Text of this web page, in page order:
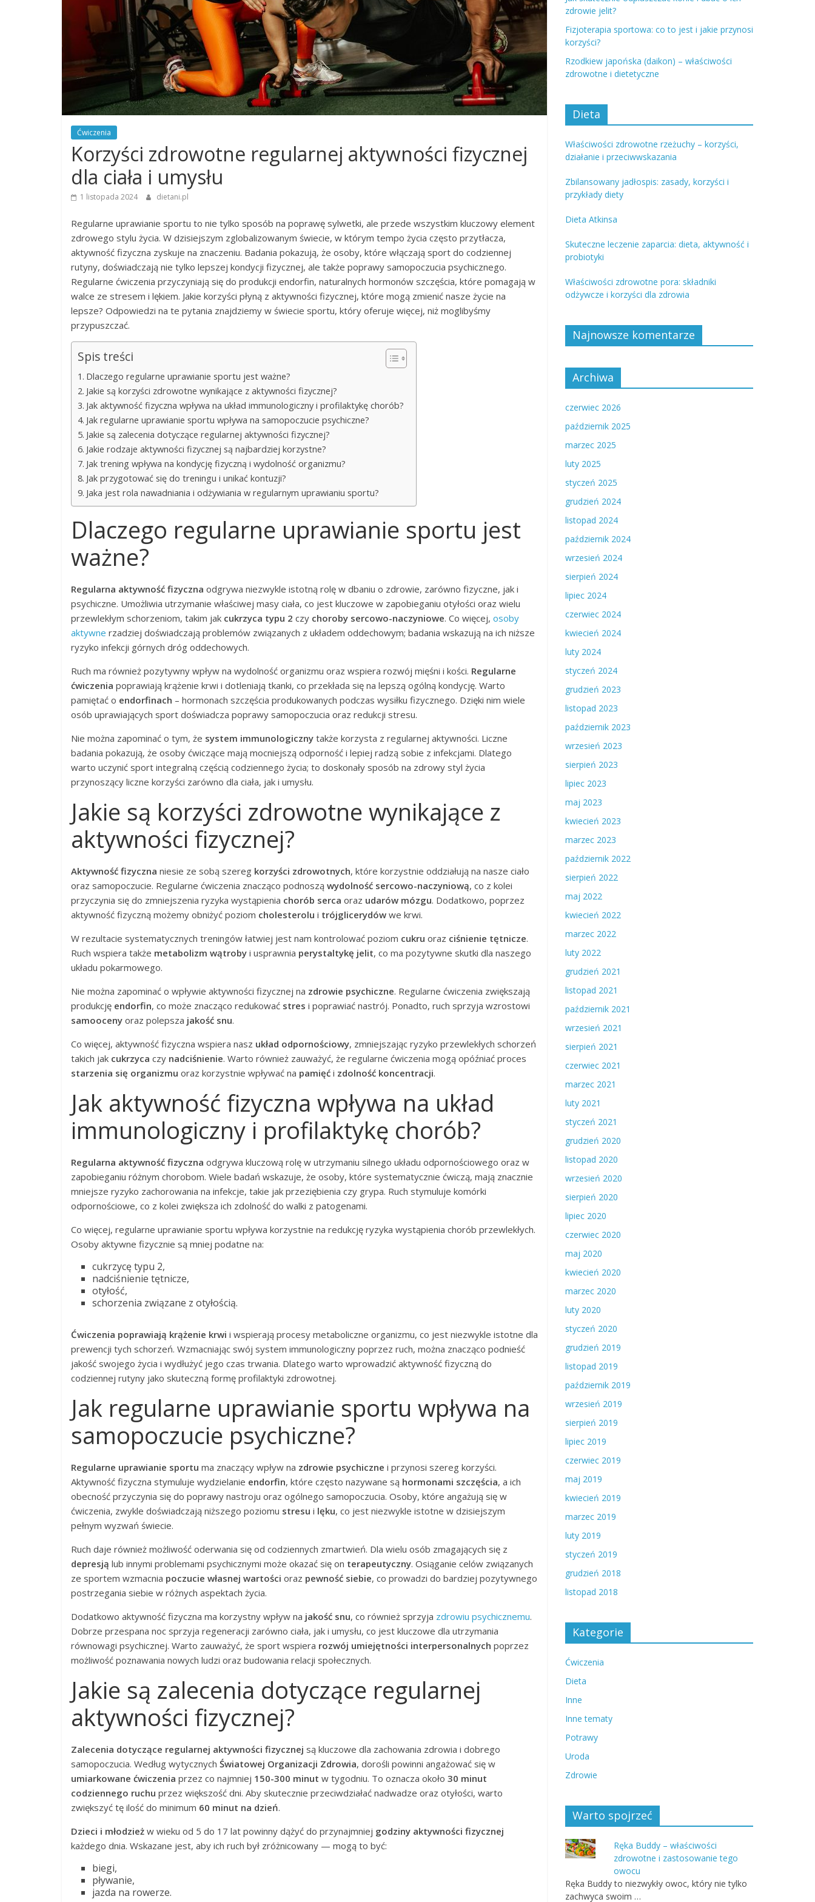
Ćwiczenia
Korzyści zdrowotne regularnej aktywności fizycznej
dla ciała i umysłu
1 listopada 2024 dietani.pl
Regularne uprawianie sportu to nie tylko sposób na poprawę sylwetki, ale przede wszystkim kluczowy element
zdrowego stylu życia. W dzisiejszym zglobalizowanym świecie, w którym tempo życia często przytłacza,
aktywność fizyczna zyskuje na znaczeniu. Badania pokazują, że osoby, które włączają sport do codziennej
rutyny, doświadczają nie tylko lepszej kondycji fizycznej, ale także poprawy samopoczucia psychicznego.
Regularne ćwiczenia przyczyniają się do produkcji endorfin, naturalnych hormonów szczęścia, które pomagają w
walce ze stresem i lękiem. Jakie korzyści płyną z aktywności fizycznej, które mogą zmienić nasze życie na
lepsze? Odpowiedzi na te pytania znajdziemy w świecie sportu, który oferuje więcej, niż moglibyśmy
przypuszczać.
Spis treści
Dlaczego regularne uprawianie sportu jest ważne?
Jakie są korzyści zdrowotne wynikające z aktywności fizycznej?
Jak aktywność fizyczna wpływa na układ immunologiczny i profilaktykę chorób?
Jak regularne uprawianie sportu wpływa na samopoczucie psychiczne?
Jakie są zalecenia dotyczące regularnej aktywności fizycznej?
Jakie rodzaje aktywności fizycznej są najbardziej korzystne?
Jak trening wpływa na kondycję fizyczną i wydolność organizmu?
Jak przygotować się do treningu i unikać kontuzji?
Jaka jest rola nawadniania i odżywiania w regularnym uprawianiu sportu?
Dlaczego regularne uprawianie sportu jest
ważne?
Regularna aktywność fizyczna odgrywa niezwykle istotną rolę w dbaniu o zdrowie, zarówno fizyczne, jak i
psychiczne. Umożliwia utrzymanie właściwej masy ciała, co jest kluczowe w zapobieganiu otyłości oraz wielu
przewlekłym schorzeniom, takim jak cukrzyca typu 2 czy choroby sercowo-naczyniowe. Co więcej, osoby
aktywne rzadziej doświadczają problemów związanych z układem oddechowym; badania wskazują na ich niższe
ryzyko infekcji górnych dróg oddechowych.
Ruch ma również pozytywny wpływ na wydolność organizmu oraz wspiera rozwój mięśni i kości. Regularne
ćwiczenia poprawiają krążenie krwi i dotleniają tkanki, co przekłada się na lepszą ogólną kondycję. Warto
pamiętać o endorfinach – hormonach szczęścia produkowanych podczas wysiłku fizycznego. Dzięki nim wiele
osób uprawiających sport doświadcza poprawy samopoczucia oraz redukcji stresu.
Nie można zapominać o tym, że system immunologiczny także korzysta z regularnej aktywności. Liczne
badania pokazują, że osoby ćwiczące mają mocniejszą odporność i lepiej radzą sobie z infekcjami. Dlatego
warto uczynić sport integralną częścią codziennego życia; to doskonały sposób na zdrowy styl życia
przynoszący liczne korzyści zarówno dla ciała, jak i umysłu.
Jakie są korzyści zdrowotne wynikające z
aktywności fizycznej?
Aktywność fizyczna niesie ze sobą szereg korzyści zdrowotnych, które korzystnie oddziałują na nasze ciało
oraz samopoczucie. Regularne ćwiczenia znacząco podnoszą wydolność sercowo-naczyniową, co z kolei
przyczynia się do zmniejszenia ryzyka wystąpienia chorób serca oraz udarów mózgu. Dodatkowo, poprzez
aktywność fizyczną możemy obniżyć poziom cholesterolu i trójglicerydów we krwi.
W rezultacie systematycznych treningów łatwiej jest nam kontrolować poziom cukru oraz ciśnienie tętnicze.
Ruch wspiera także metabolizm wątroby i usprawnia perystaltykę jelit, co ma pozytywne skutki dla naszego
układu pokarmowego.
Nie można zapominać o wpływie aktywności fizycznej na zdrowie psychiczne. Regularne ćwiczenia zwiększają
produkcję endorfin, co może znacząco redukować stres i poprawiać nastrój. Ponadto, ruch sprzyja wzrostowi
samooceny oraz polepsza jakość snu.
Co więcej, aktywność fizyczna wspiera nasz układ odpornościowy, zmniejszając ryzyko przewlekłych schorzeń
takich jak cukrzyca czy nadciśnienie. Warto również zauważyć, że regularne ćwiczenia mogą opóźniać proces
starzenia się organizmu oraz korzystnie wpływać na pamięć i zdolność koncentracji.
Jak aktywność fizyczna wpływa na układ
immunologiczny i profilaktykę chorób?
Regularna aktywność fizyczna odgrywa kluczową rolę w utrzymaniu silnego układu odpornościowego oraz w
zapobieganiu różnym chorobom. Wiele badań wskazuje, że osoby, które systematycznie ćwiczą, mają znacznie
mniejsze ryzyko zachorowania na infekcje, takie jak przeziębienia czy grypa. Ruch stymuluje komórki
odpornościowe, co z kolei zwiększa ich zdolność do walki z patogenami.
Co więcej, regularne uprawianie sportu wpływa korzystnie na redukcję ryzyka wystąpienia chorób przewlekłych.
Osoby aktywne fizycznie są mniej podatne na:
cukrzycę typu 2,
nadciśnienie tętnicze,
otyłość,
schorzenia związane z otyłością.
Ćwiczenia poprawiają krążenie krwi i wspierają procesy metaboliczne organizmu, co jest niezwykle istotne dla
prewencji tych schorzeń. Wzmacniając swój system immunologiczny poprzez ruch, można znacząco podnieść
jakość swojego życia i wydłużyć jego czas trwania. Dlatego warto wprowadzić aktywność fizyczną do
codziennej rutyny jako skuteczną formę profilaktyki zdrowotnej.
Jak regularne uprawianie sportu wpływa na
samopoczucie psychiczne?
Regularne uprawianie sportu ma znaczący wpływ na zdrowie psychiczne i przynosi szereg korzyści.
Aktywność fizyczna stymuluje wydzielanie endorfin, które często nazywane są hormonami szczęścia, a ich
obecność przyczynia się do poprawy nastroju oraz ogólnego samopoczucia. Osoby, które angażują się w
ćwiczenia, zwykle doświadczają niższego poziomu stresu i lęku, co jest niezwykle istotne w dzisiejszym
pełnym wyzwań świecie.
Ruch daje również możliwość oderwania się od codziennych zmartwień. Dla wielu osób zmagających się z
depresją lub innymi problemami psychicznymi może okazać się on terapeutyczny. Osiąganie celów związanych
ze sportem wzmacnia poczucie własnej wartości oraz pewność siebie, co prowadzi do bardziej pozytywnego
postrzegania siebie w różnych aspektach życia.
Dodatkowo aktywność fizyczna ma korzystny wpływ na jakość snu, co również sprzyja zdrowiu psychicznemu.
Dobrze przespana noc sprzyja regeneracji zarówno ciała, jak i umysłu, co jest kluczowe dla utrzymania
równowagi psychicznej. Warto zauważyć, że sport wspiera rozwój umiejętności interpersonalnych poprzez
możliwość poznawania nowych ludzi oraz budowania relacji społecznych.
Jakie są zalecenia dotyczące regularnej
aktywności fizycznej?
Zalecenia dotyczące regularnej aktywności fizycznej są kluczowe dla zachowania zdrowia i dobrego
samopoczucia. Według wytycznych Światowej Organizacji Zdrowia, dorośli powinni angażować się w
umiarkowane ćwiczenia przez co najmniej 150-300 minut w tygodniu. To oznacza około 30 minut
codziennego ruchu przez większość dni. Aby skutecznie przeciwdziałać nadwadze oraz otyłości, warto
zwiększyć tę ilość do minimum 60 minut na dzień.
Dzieci i młodzież w wieku od 5 do 17 lat powinny dążyć do przynajmniej godziny aktywności fizycznej
każdego dnia. Wskazane jest, aby ich ruch był zróżnicowany — mogą to być:
biegi,
pływanie,
jazda na rowerze.
zdrowie jelit?
Fizjoterapia sportowa: co to jest i jakie przynosi
korzyści?
Rzodkiew japońska (daikon) – właściwości
zdrowotne i dietetyczne
Dieta
Właściwości zdrowotne rzeżuchy – korzyści,
działanie i przeciwwskazania
Zbilansowany jadłospis: zasady, korzyści i
przykłady diety
Dieta Atkinsa
Skuteczne leczenie zaparcia: dieta, aktywność i
probiotyki
Właściwości zdrowotne pora: składniki
odżywcze i korzyści dla zdrowia
Najnowsze komentarze
Archiwa
czerwiec 2026
październik 2025
marzec 2025
luty 2025
styczeń 2025
grudzień 2024
listopad 2024
październik 2024
wrzesień 2024
sierpień 2024
lipiec 2024
czerwiec 2024
kwiecień 2024
luty 2024
styczeń 2024
grudzień 2023
listopad 2023
październik 2023
wrzesień 2023
sierpień 2023
lipiec 2023
maj 2023
kwiecień 2023
marzec 2023
październik 2022
sierpień 2022
maj 2022
kwiecień 2022
marzec 2022
luty 2022
grudzień 2021
listopad 2021
październik 2021
wrzesień 2021
sierpień 2021
czerwiec 2021
marzec 2021
luty 2021
styczeń 2021
grudzień 2020
listopad 2020
wrzesień 2020
sierpień 2020
lipiec 2020
czerwiec 2020
maj 2020
kwiecień 2020
marzec 2020
luty 2020
styczeń 2020
grudzień 2019
listopad 2019
październik 2019
wrzesień 2019
sierpień 2019
lipiec 2019
czerwiec 2019
maj 2019
kwiecień 2019
marzec 2019
luty 2019
styczeń 2019
grudzień 2018
listopad 2018
Kategorie
Ćwiczenia
Dieta
Inne
Inne tematy
Potrawy
Uroda
Zdrowie
Warto spojrzeć
Ręka Buddy – właściwości
zdrowotne i zastosowanie tego
owocu
Ręka Buddy to niezwykły owoc, który nie tylko
zachwyca swoim …